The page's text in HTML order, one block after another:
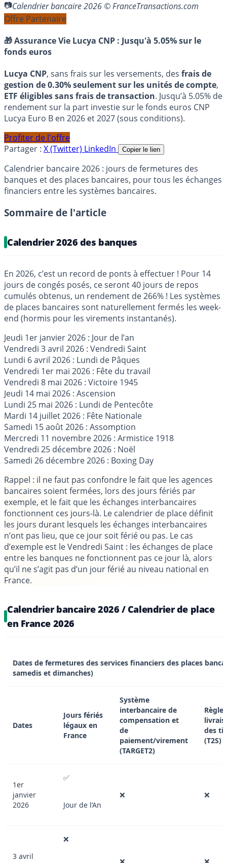
Calendrier bancaire 2026 © FranceTransactions.com
Offre Partenaire
🎁 Assurance Vie Lucya CNP : Jusqu'à 5.05% sur le
fonds euros
Lucya CNP, sans frais sur les versements, des frais de
gestion de 0.30% seulement sur les unités de compte,
ETF éligibles sans frais de transaction. Jusqu’à 5.05% de
rendement sur la part investie sur le fonds euros CNP
Lucya Euro B en 2026 et 2027 (sous conditions).
Profiter de l'offre
Partager : X (Twitter) LinkedIn Copier le lien
Calendrier bancaire 2026 : jours de fermetures des
banques et des places bancaires, pour tous les échanges
financiers entre les systèmes bancaires.
Sommaire de l'article
Calendrier 2026 des banques
En 2026, c’est un record de ponts à effectuer ! Pour 14
jours de congés posés, ce seront 40 jours de repos
cumulés obtenus, un rendement de 266% ! Les systèmes
de places bancaires sont naturellement fermés les week-
end (hormis pour les virements instantanés).
Jeudi 1er janvier 2026 : Jour de l’an
Vendredi 3 avril 2026 : Vendredi Saint
Lundi 6 avril 2026 : Lundi de Pâques
Vendredi 1er mai 2026 : Fête du travail
Vendredi 8 mai 2026 : Victoire 1945
Jeudi 14 mai 2026 : Ascension
Lundi 25 mai 2026 : Lundi de Pentecôte
Mardi 14 juillet 2026 : Fête Nationale
Samedi 15 août 2026 : Assomption
Mercredi 11 novembre 2026 : Armistice 1918
Vendredi 25 décembre 2026 : Noël
Samedi 26 décembre 2026 : Boxing Day
Rappel : il ne faut pas confondre le fait que les agences
bancaires soient fermées, lors des jours fériés par
exemple, et le fait que les échanges interbancaires
fonctionnent ces jours-là. Le calendrier de place définit
les jours durant lesquels les échanges interbancaires
n’ont pas lieu, que ce jour soit férié ou pas. Le cas
d’exemple est le Vendredi Saint : les échanges de place
entre les banques ne fonctionnent pas ce jour là, alors
qu’il ne s’agit pas d’un jour férié au niveau national en
France.
Calendrier bancaire 2026 / Calendrier de place
en France 2026
Dates de fermetures des services financiers des places
samedis et dimanches)
Dates
Jours fériés
légaux en
France
Système
interbancaire de
compensation et
de
paiement/virement
(TARGET2)
des
(T2S)
1er
janvier
2026
✅
Jour de l’An
❌ ❌
3 avril
❌